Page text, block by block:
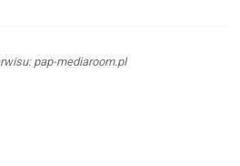
pap-mediaroom.pl